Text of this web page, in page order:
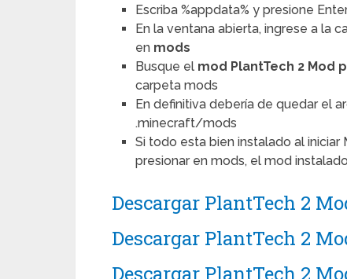
Escriba %appdata% y presione
En la ventana abierta, ingrese a la
en mods
Busque el mod PlantTech 2 Mod
carpeta mods
En definitiva debería de quedar el
.minecraft/mods
Si todo esta bien instalado al
presionar en mods, el mod
Descargar PlantTech 2
Descargar PlantTech 2
Descargar PlantTech 2